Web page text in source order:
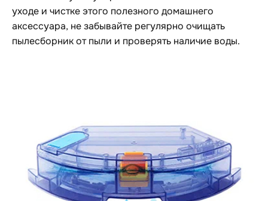
уходе и чистке этого полезного домашнего
аксессуара, не забывайте регулярно очищать
пылесборник от пыли и проверять наличие воды.